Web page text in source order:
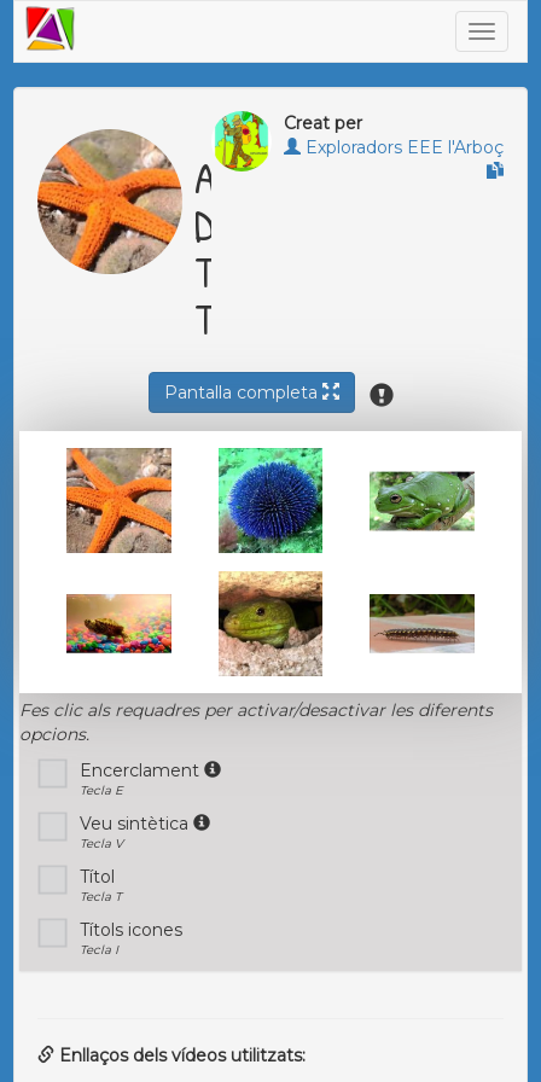
Creat per
Exploradors EEE l'Arboç
ANIMALS
DEL
TOCA
TOCA
Pantalla completa
Fes clic als requadres per activar/desactivar les diferents
opcions.
Encerclament
Tecla E
Veu sintètica
Tecla V
Títol
Tecla T
Títols icones
Tecla I
Enllaços dels vídeos utilitzats: